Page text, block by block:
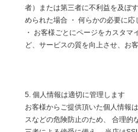
者）または第三者に不利益を及ぼ
められた場合 ・ 何らかの必要に
・ お客様ごとにページをカスタ
ど、サービスの質を向上させ、お
5. 個人情報は適切に管理します
お客様からご提供頂いた個人情報
スなどの危険防止のため、 合理的